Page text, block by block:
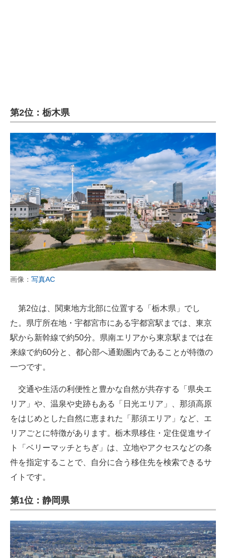
第2位：栃木県
画像： 写真AC
第2位は、関東地方北部に位置する「栃木県」でし
た。県庁所在地・宇都宮市にある宇都宮駅までは、東京
駅から新幹線で約50分。県南エリアから東京駅までは在
来線で約60分と、都心部へ通勤圏内であることが特徴の
一つです。
交通や生活の利便性と豊かな自然が共存する「県央エ
リア」や、温泉や史跡もある「日光エリア」、那須高原
をはじめとした自然に恵まれた「那須エリア」など、エ
リアごとに特徴があります。栃木県移住・定住促進サイ
ト「ベリーマッチとちぎ」は、立地やアクセスなどの条
件を指定することで、自分に合う移住先を検索できるサ
イトです。
第1位：静岡県